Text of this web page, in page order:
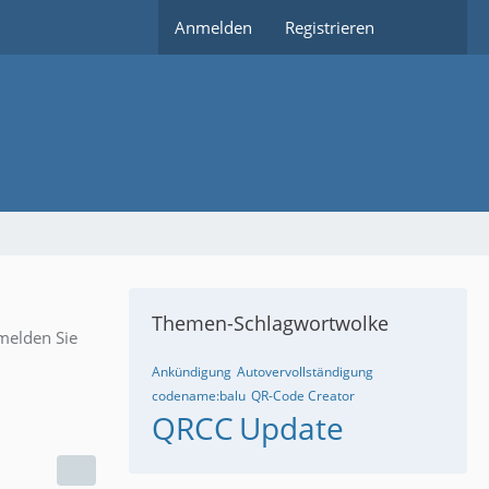
Anmelden Registrieren
Sie
Themen-Schlagwortwolke
Ankündigung Autovervollständigung
codename:balu QR-Code Creator
QRCC Update